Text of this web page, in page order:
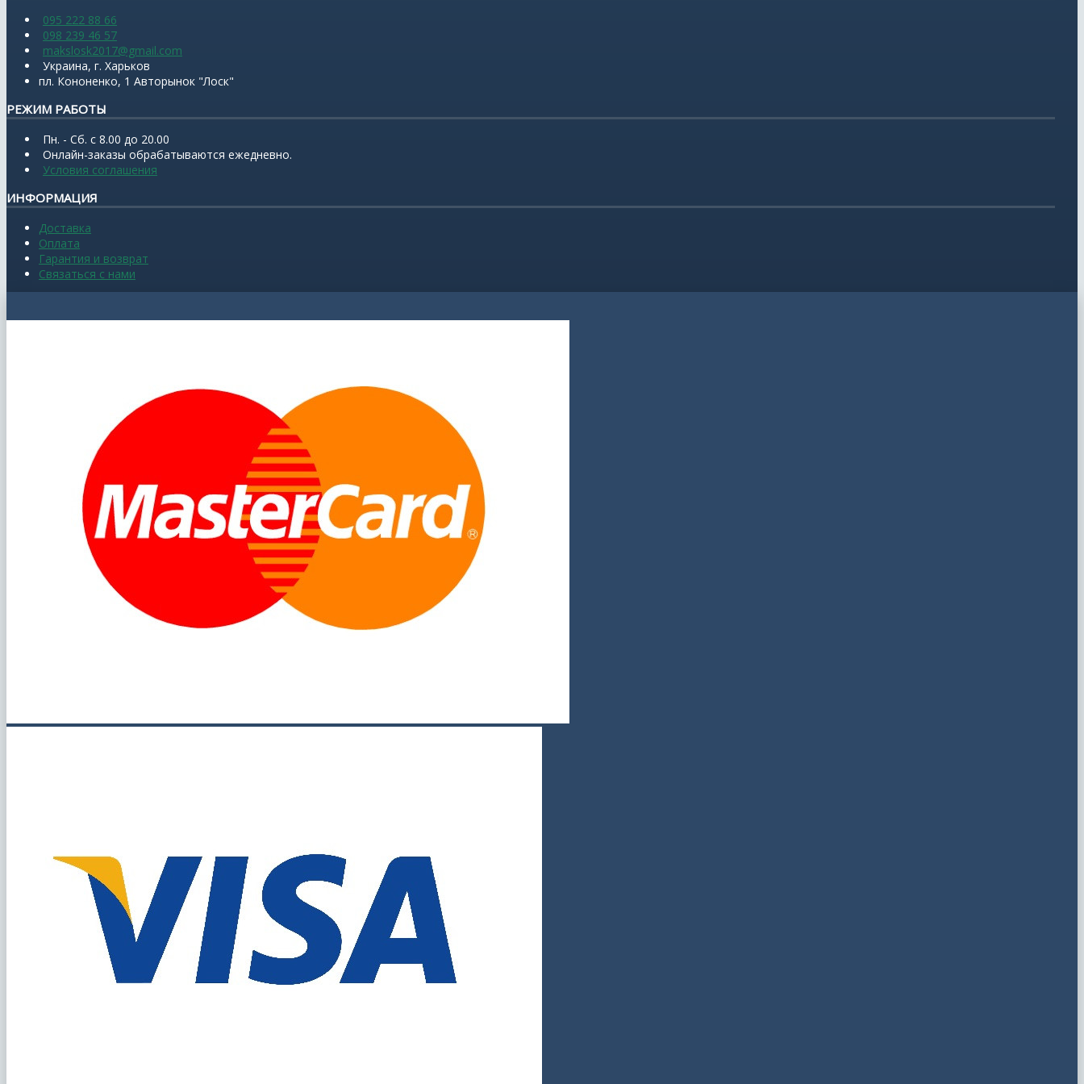
095 222 88 66
098 239 46 57
makslosk2017@gmail.com
Украина, г. Харьков
пл. Кононенко, 1 Авторынок "Лоск"
РЕЖИМ РАБОТЫ
Пн. - Сб. с 8.00 до 20.00
Онлайн-заказы обрабатываются ежедневно.
Условия соглашения
ИНФОРМАЦИЯ
Доставка
Оплата
Гарантия и возврат
Связаться с нами